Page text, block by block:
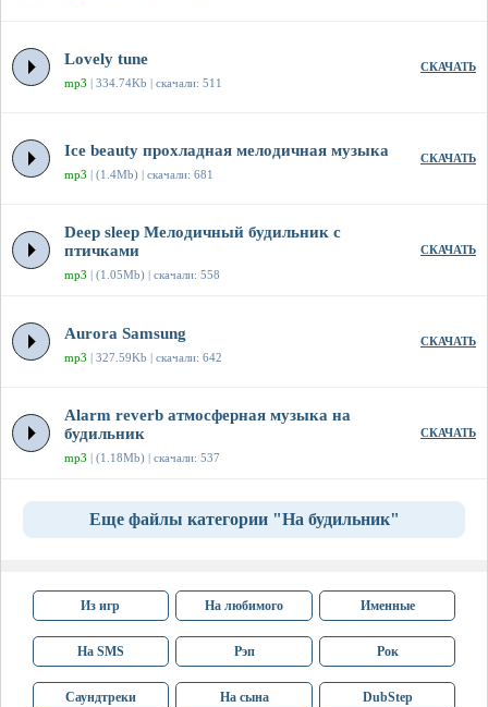
Lovely tune
mp3 | 334.74Kb | скачали: 511
СКАЧАТЬ
Ice beauty прохладная мелодичная музыка
mp3 | (1.4Mb) | скачали: 681
СКАЧАТЬ
Deep sleep Мелодичный будильник с
птичками
mp3 | (1.05Mb) | скачали: 558
СКАЧАТЬ
Aurora Samsung
mp3 | 327.59Kb | скачали: 642
СКАЧАТЬ
Alarm reverb атмосферная музыка на
будильник
mp3 | (1.18Mb) | скачали: 537
СКАЧАТЬ
Еще файлы категории "На будильник"
Из игр На любимого Именные
На SMS Рэп Рок
Саундтреки На сына DubStep